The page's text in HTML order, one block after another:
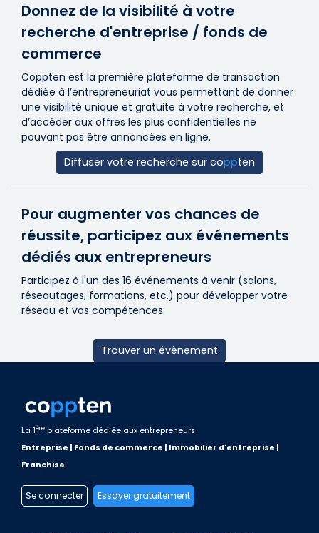
Donnez de la visibilité à votre
recherche d'entreprise / fonds de
commerce
Coppten est la première plateforme de transaction
dédiée à l’entrepreneuriat vous permettant de donner
une visibilité unique et gratuite à votre recherche, et
d’accéder aux offres les plus confidentielles ne
pouvant pas être annoncées en ligne.
Diffuser votre recherche sur coppten
Pour augmenter vos chances de
réussite, participez aux événements
dédiés aux entrepreneurs
Participez à l'un des 16 événements à venir (salons,
réseautages, formations, etc.) pour développer votre
réseau et vos compétences.
Trouver un évènement
La 1ère plateforme dédiée aux entrepreneurs
Entreprise | Fonds de commerce | Immobilier d'entreprise |
Franchise
Se connecter Essayer gratuitement